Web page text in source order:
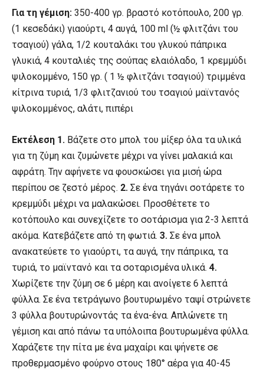
Για τη γέμιση: 350-400 γρ. βραστό κοτόπουλο, 200 γρ.
(1 κεσεδάκι) γιαούρτι, 4 αυγά, 100 ml (½ φλιτζάνι του
τσαγιού) γάλα, 1/2 κουταλάκι του γλυκού πάπρικα
γλυκιά, 4 κουταλιές της σούπας ελαιόλαδο, 1 κρεμμύδι
ψιλοκομμένο, 150 γρ. ( 1 ½ φλιτζάνι τσαγιού) τριμμένα
κίτρινα τυριά, 1/3 φλιτζανιού του τσαγιού μαϊντανός
ψιλοκομμένος, αλάτι, πιπέρι
Εκτέλεση 1. Βάζετε στο μπολ του μίξερ όλα τα υλικά
για τη ζύμη και ζυμώνετε μέχρι να γίνει μαλακιά και
αφράτη. Την αφήνετε να φουσκώσει για μισή ώρα
περίπου σε ζεστό μέρος. 2. Σε ένα τηγάνι σοτάρετε το
κρεμμύδι μέχρι να μαλακώσει. Προσθέτετε το
κοτόπουλο και συνεχίζετε το σοτάρισμα για 2-3 λεπτά
ακόμα. Κατεβάζετε από τη φωτιά. 3. Σε ένα μπολ
ανακατεύετε το γιαούρτι, τα αυγά, την πάπρικα, τα
τυριά, το μαϊντανό και τα σοταρισμένα υλικά. 4.
Χωρίζετε την ζύμη σε 6 μέρη και ανοίγετε 6 λεπτά
φύλλα. Σε ένα τετράγωνο βουτυρωμένο ταψί στρώνετε
3 φύλλα βουτυρώνοντάς τα ένα-ένα. Απλώνετε τη
γέμιση και από πάνω τα υπόλοιπα βουτυρωμένα φύλλα.
Χαράζετε την πίτα με ένα μαχαίρι και ψήνετε σε
προθερμασμένο φούρνο στους 180° αέρα για 40-45